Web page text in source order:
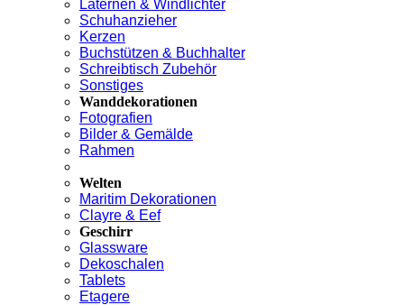
Laternen & Windlichter
Schuhanzieher
Kerzen
Buchstützen & Buchhalter
Schreibtisch Zubehör
Sonstiges
Wanddekorationen
Fotografien
Bilder & Gemälde
Rahmen
Welten
Maritim Dekorationen
Clayre & Eef
Geschirr
Glassware
Dekoschalen
Tablets
Etagere